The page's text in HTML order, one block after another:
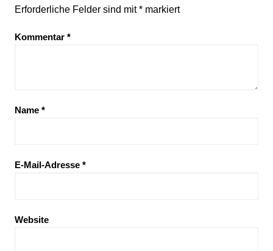
Erforderliche Felder sind mit*markiert
Kommentar *
Name *
E-Mail-Adresse *
Website